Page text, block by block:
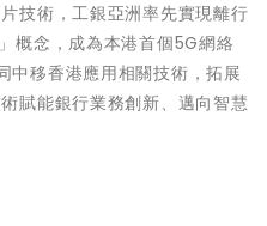
技術，工銀亞洲率先實現離行
概念，成為本港首個5G網絡
中移香港應用相關技術，拓展
賦能銀行業務創新、邁向智慧